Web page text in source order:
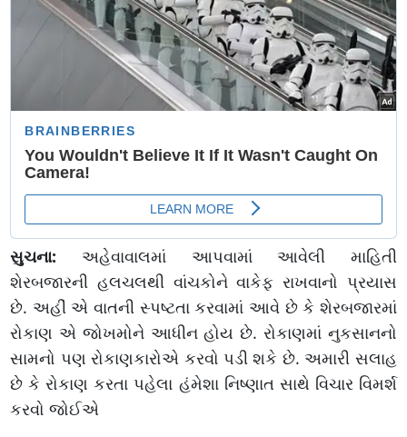
સુચના: અહેવાવાલમાં આપવામાં આવેલી માહિતી
શેરબજારની હલચલથી વાંચકોને વાકેફ રાખવાનો પ્રયાસ
છે. અહીં એ વાતની સ્પષ્ટતા કરવામાં આવે છે કે શેરબજારમાં
રોકાણ એ જોખમોને આધીન હોય છે. રોકાણમાં નુકસાનનો
સામનો પણ રોકાણકારોએ કરવો પડી શકે છે. અમારી સલાહ
છે કે રોકાણ કરતા પહેલા હંમેશા નિષ્ણાત સાથે વિચાર વિમર્શ
કરવો જોઈએ